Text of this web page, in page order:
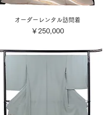
オーダーレンタル訪問着
価格
￥250,000